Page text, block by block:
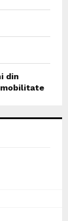
din
mobilitate